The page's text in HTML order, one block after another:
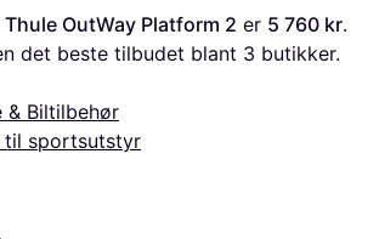
Thule OutWay Platform 2 er 5 760 kr.
det beste tilbudet blant 3 butikker.
& Biltilbehør
til sportsutstyr